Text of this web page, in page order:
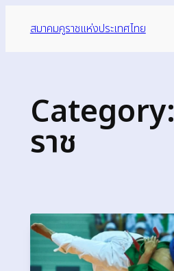
สมาคมคูราชแห่งประเทศไทย
Category:
ราช